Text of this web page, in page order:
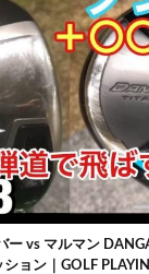
ー vs マルマン
ョン｜GOLF